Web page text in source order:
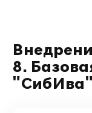
8.
"СибИва"